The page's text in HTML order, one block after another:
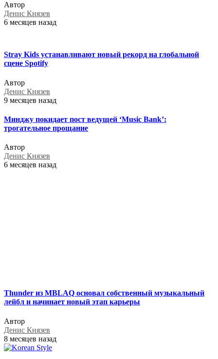
Автор
Денис Князев
6 месяцев назад
Stray Kids устанавливают новый рекорд на глобальной
сцене Spotify
Автор
Денис Князев
9 месяцев назад
Минджу покидает пост ведущей ‘Music Bank’:
трогательное прощание
Автор
Денис Князев
6 месяцев назад
Thunder из MBLAQ основал собственный музыкальный
лейбл и начинает новый этап карьеры
Автор
Денис Князев
8 месяцев назад